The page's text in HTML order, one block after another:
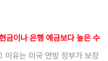
금이나 은행 예금보다 높은 수
이유는 미국 연방 정부가 보장